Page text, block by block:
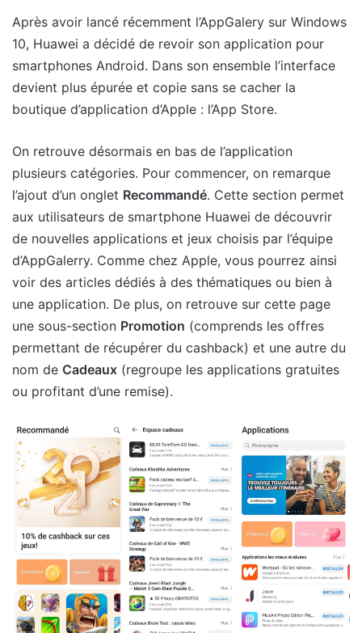
Après avoir lancé récemment l’AppGalery sur Windows
10, Huawei a décidé de revoir son application pour
smartphones Android. Dans son ensemble l’interface
devient plus épurée et copie sans se cacher la
boutique d’application d’Apple : l’App Store.
On retrouve désormais en bas de l’application
plusieurs catégories. Pour commencer, on remarque
l’ajout d’un onglet Recommandé. Cette section permet
aux utilisateurs de smartphone Huawei de découvrir
de nouvelles applications et jeux choisis par l’équipe
d’AppGalerry. Comme chez Apple, vous pourrez ainsi
voir des articles dédiés à des thématiques ou bien à
une application. De plus, on retrouve sur cette page
une sous-section Promotion (comprends les offres
permettant de récupérer du cashback) et une autre du
nom de Cadeaux (regroupe les applications gratuites
ou profitant d’une remise).